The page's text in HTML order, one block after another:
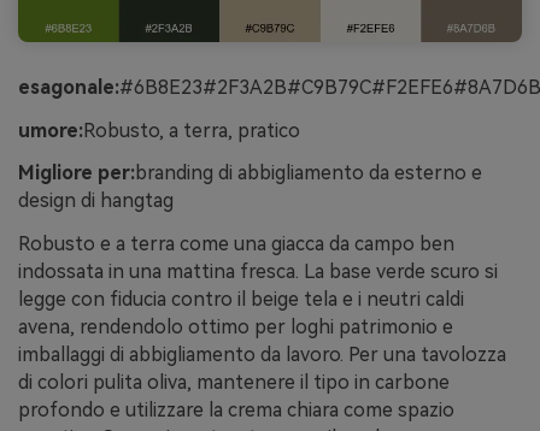
esagonale:#6B8E23#2F3A2B#C9B79C#F2EFE6#8A7D6B
umore:Robusto, a terra, pratico
Migliore per:branding di abbigliamento da esterno e
design di hangtag
Robusto e a terra come una giacca da campo ben
indossata in una mattina fresca. La base verde scuro si
legge con fiducia contro il beige tela e i neutri caldi
avena, rendendolo ottimo per loghi patrimonio e
imballaggi di abbigliamento da lavoro. Per una tavolozza
di colori pulita oliva, mantenere il tipo in carbone
profondo e utilizzare la crema chiara come spazio